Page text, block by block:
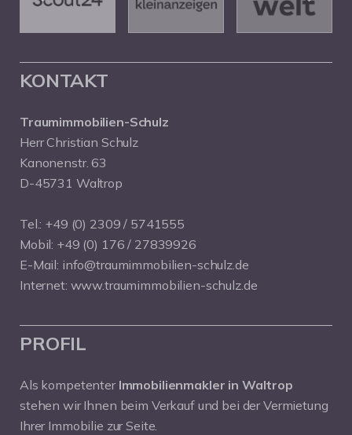
KONTAKT
Traumimmobilien-Schulz
Herr Christian Schulz
Kanonenstr. 63
D-45731 Waltrop
Tel.: +49 (0) 2309 / 5741555
Mobil: +49 (0) 176 / 27839926
E-Mail: info@traumimmobilien-schulz.de
Internet: www.traumimmobilien-schulz.de
PROFIL
Als kompetenter Immobilienmakler in Waltrop
stehen wir Ihnen beim Verkauf und bei der Vermietung
Ihrer Immobilie zur Seite.